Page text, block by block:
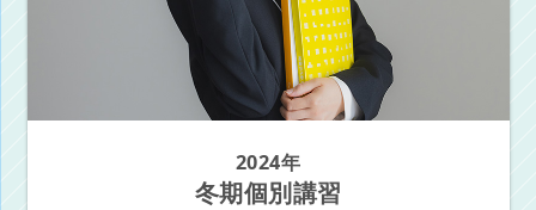
2024年
冬期個別講習